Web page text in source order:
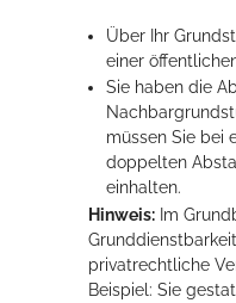
Service
Konzerte, Tagungen und vieles mehr
Die Stadthalle Hockenheim
mehr dazu...
Über Ihr
einer
Sie haben die
müssen Sie bei
doppelten
einhalten.
Hinweis: Im
privatrechtliche
Beispiel: Sie